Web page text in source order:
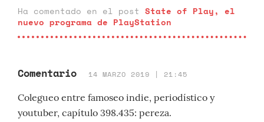
Ha comentado en el post State of Play, el
nuevo programa de PlayStation
Comentario 14 MARZO 2019 | 21:45
Colegueo entre famoseo indie, periodístico y
youtuber, capítulo 398.435: pereza.